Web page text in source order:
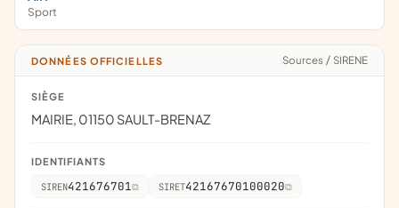
Sport
DONNÉES OFFICIELLES Sources / SIRENE
SIÈGE
MAIRIE, 01150 SAULT-BRENAZ
IDENTIFIANTS
SIREN421676701 SIRET42167670100020